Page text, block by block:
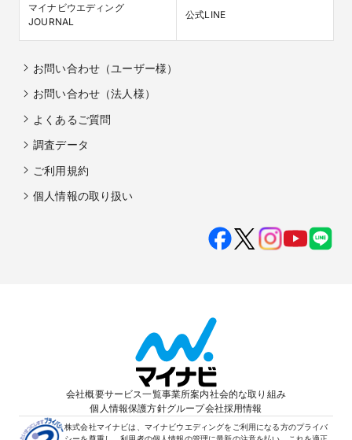
マイナビウエディング
JOURNAL
公式LINE
お問い合わせ（ユーザー様）
お問い合わせ（法人様）
よくあるご質問
調査データ
ご利用規約
個人情報の取り扱い
会社概要サービス一覧事業所案内社会的な取り組み
個人情報保護方針グループ会社採用情報
株式会社マイナビは、マイナビウエディングをご利用になる方のプライバ